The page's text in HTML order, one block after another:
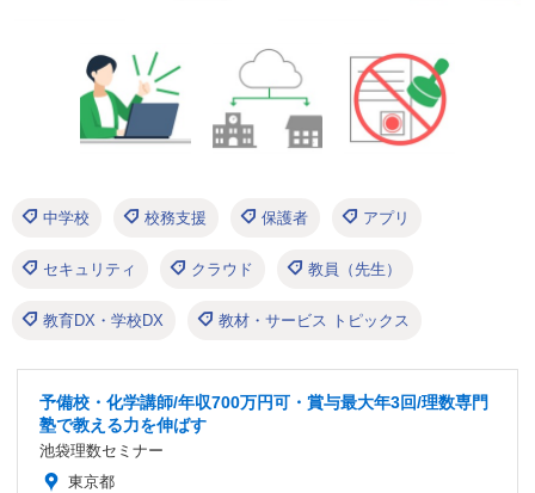
中学校 校務支援 保護者 アプリ
セキュリティ クラウド 教員（先生）
教育DX・学校DX 教材・サービス トピックス
予備校・化学講師/年収700万円可・賞与最大年3回/理数専門
塾で教える力を伸ばす
池袋理数セミナー
東京都